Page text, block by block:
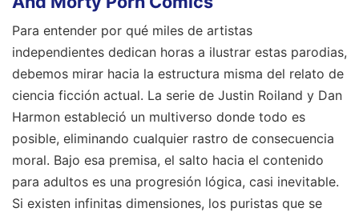
Para entender por qué miles de artistas
independientes dedican horas a ilustrar estas parodias,
debemos mirar hacia la estructura misma del relato de
ciencia ficción actual. La serie de Justin Roiland y Dan
Harmon estableció un multiverso donde todo es
posible, eliminando cualquier rastro de consecuencia
moral. Bajo esa premisa, el salto hacia el contenido
para adultos es una progresión lógica, casi inevitable.
Si existen infinitas dimensiones, los puristas que se